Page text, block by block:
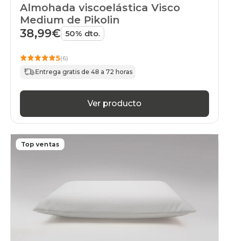
Almohada viscoelástica Visco
Medium de Pikolin
38,99€ 50% dto.
5(6)
Entrega gratis de 48 a 72 horas
Ver producto
Top ventas